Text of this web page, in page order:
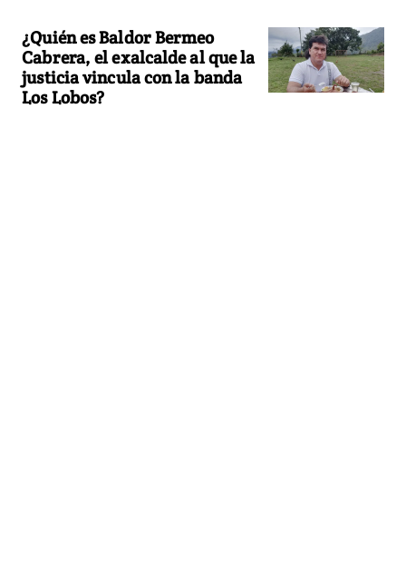
¿Quién es Baldor Bermeo
Cabrera, el exalcalde al que la
justicia vincula con la banda
Los Lobos?